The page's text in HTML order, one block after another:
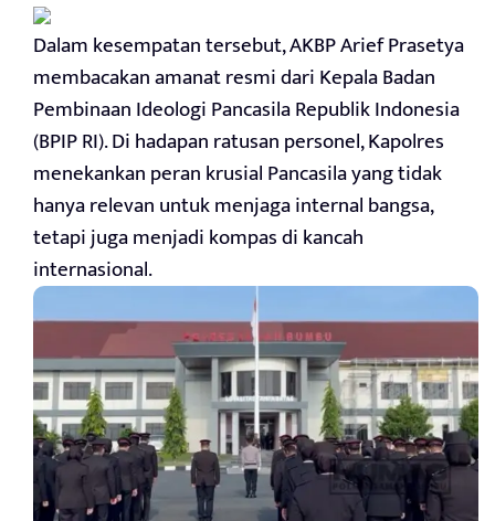
Dalam kesempatan tersebut, AKBP Arief Prasetya
membacakan amanat resmi dari Kepala Badan
Pembinaan Ideologi Pancasila Republik Indonesia
(BPIP RI). Di hadapan ratusan personel, Kapolres
menekankan peran krusial Pancasila yang tidak
hanya relevan untuk menjaga internal bangsa,
tetapi juga menjadi kompas di kancah
internasional.